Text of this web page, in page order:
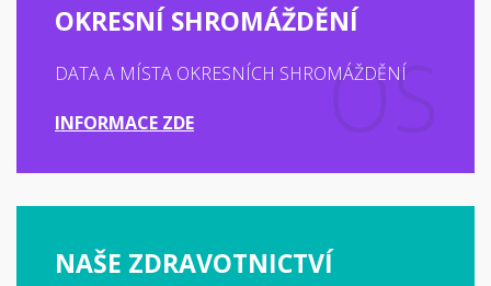
OKRESNÍ SHROMÁŽDĚNÍ
DATA A MÍSTA OKRESNÍCH SHROMÁŽDĚNÍ
INFORMACE ZDE
NAŠE ZDRAVOTNICTVÍ